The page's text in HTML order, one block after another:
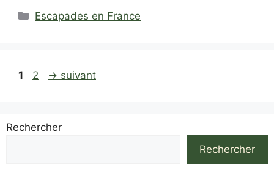
Catégories
Escapades en France
Page
1 Page
2 → suivant
Rechercher
Rechercher